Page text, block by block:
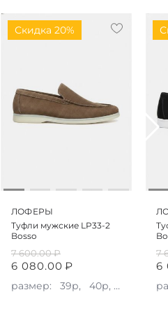
42р, 43р
Скидка 20%
ЛОФЕРЫ
Туфли мужские LP33-2
Bosso
7 600.00₽
6 080.00 ₽
размер: 39р, 40р, 41р,
7
6